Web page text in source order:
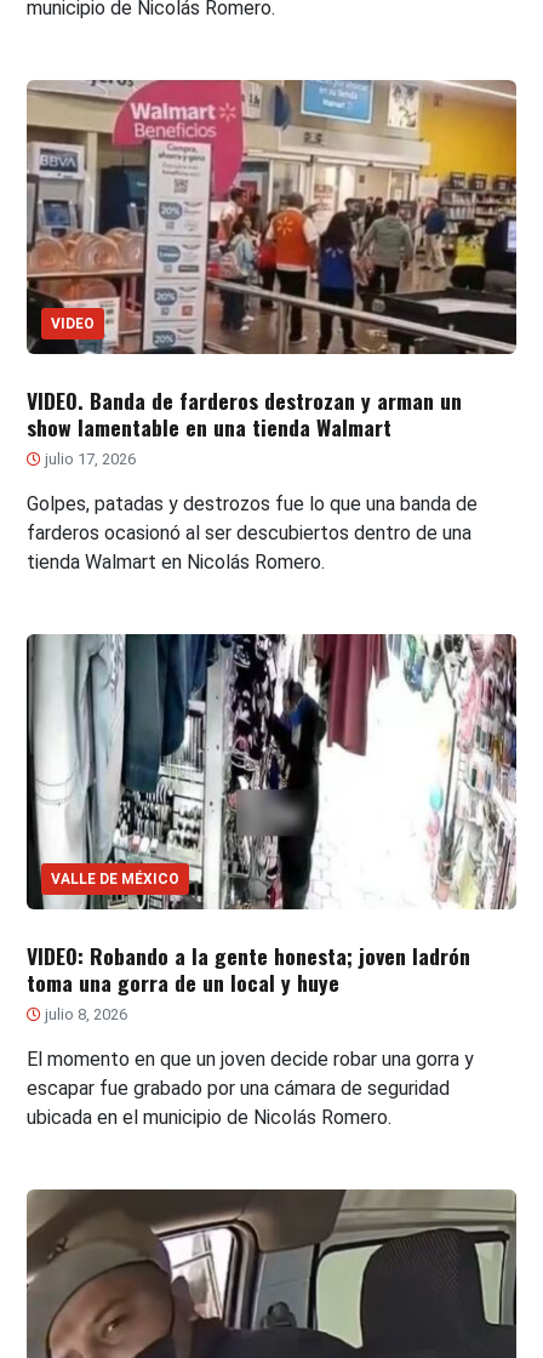
municipio de Nicolás Romero.
VIDEO
VIDEO. Banda de farderos destrozan y arman un
show lamentable en una tienda Walmart
julio 17, 2026
Golpes, patadas y destrozos fue lo que una banda de
farderos ocasionó al ser descubiertos dentro de una
tienda Walmart en Nicolás Romero.
VALLE DE MÉXICO
VIDEO: Robando a la gente honesta; joven ladrón
toma una gorra de un local y huye
julio 8, 2026
El momento en que un joven decide robar una gorra y
escapar fue grabado por una cámara de seguridad
ubicada en el municipio de Nicolás Romero.